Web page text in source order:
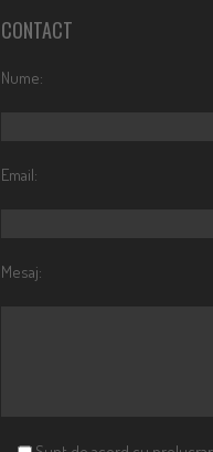
CONTACT
Nume:
Email:
Mesaj: